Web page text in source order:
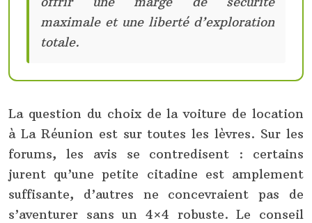
maximale et une liberté d’exploration
totale.
La question du choix de la voiture de location
à La Réunion est sur toutes les lèvres. Sur les
forums, les avis se contredisent : certains
jurent qu’une petite citadine est amplement
suffisante, d’autres ne concevraient pas de
s’aventurer sans un 4×4 robuste. Le conseil